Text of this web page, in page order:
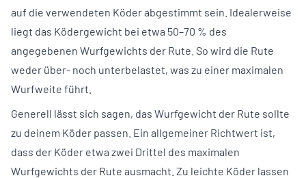
auf die verwendeten Köder abgestimmt sein. Idealerweise
liegt das Ködergewicht bei etwa 50–70 % des
angegebenen Wurfgewichts der Rute. So wird die Rute
weder über- noch unterbelastet, was zu einer maximalen
Wurfweite führt.
Generell lässt sich sagen, das Wurfgewicht der Rute sollte
zu deinem Köder passen. Ein allgemeiner Richtwert ist,
dass der Köder etwa zwei Drittel des maximalen
Wurfgewichts der Rute ausmacht. Zu leichte Köder lassen